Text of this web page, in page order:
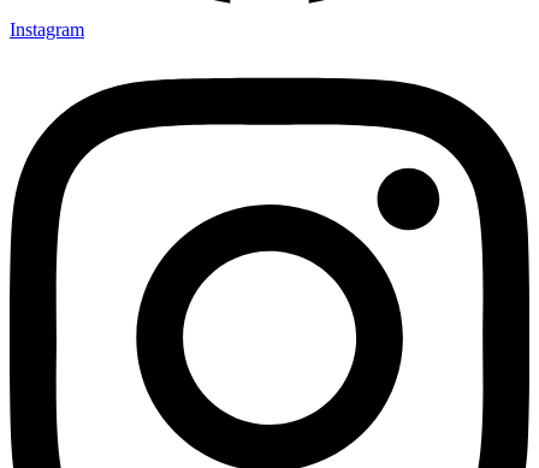
Instagram